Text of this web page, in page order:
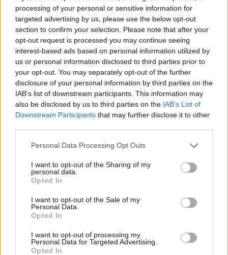
processing of your personal or sensitive information for
targeted advertising by us, please use the below opt-out
section to confirm your selection. Please note that after your
opt-out request is processed you may continue seeing
interest-based ads based on personal information utilized by
us or personal information disclosed to third parties prior to
your opt-out. You may separately opt-out of the further
disclosure of your personal information by third parties on the
IAB’s list of downstream participants. This information may
also be disclosed by us to third parties on the IAB’s List of
Downstream Participants that may further disclose it to other
Personal Data Processing Opt Outs
I want to opt-out of the Sharing of my
personal data.
Opted In
I want to opt-out of the Sale of my
Personal Data.
Opted In
I want to opt-out of processing my
Personal Data for Targeted Advertising.
Opted In